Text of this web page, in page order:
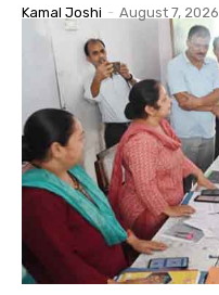
Kamal Joshi - August 7, 2026